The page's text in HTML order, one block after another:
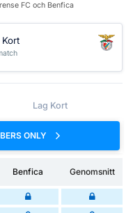
FC och Benfica
Kort
Lag Kort
ONLY
Benfica Genomsnitt